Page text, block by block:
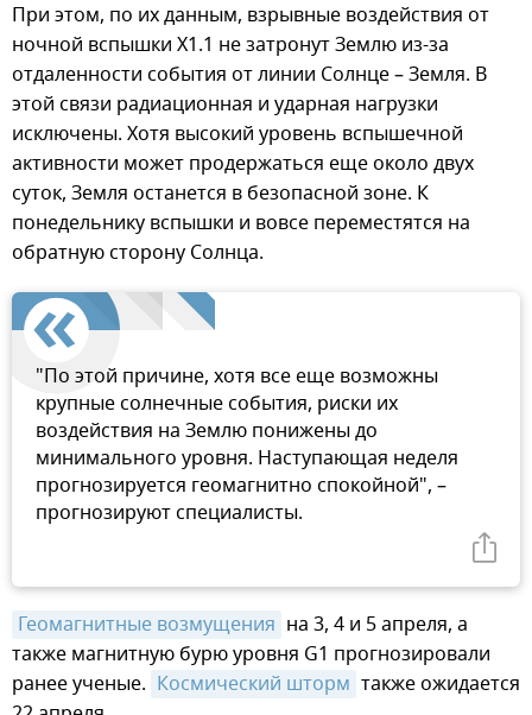
При этом, по их данным, взрывные воздействия от
ночной вспышки X1.1 не затронут Землю из-за
отдаленности события от линии Солнце – Земля. В
этой связи радиационная и ударная нагрузки
исключены. Хотя высокий уровень вспышечной
активности может продержаться еще около двух
суток, Земля останется в безопасной зоне. К
понедельнику вспышки и вовсе переместятся на
обратную сторону Солнца.
"По этой причине, хотя все еще возможны
крупные солнечные события, риски их
воздействия на Землю понижены до
минимального уровня. Наступающая неделя
прогнозируется геомагнитно спокойной", –
прогнозируют специалисты.
Геомагнитные возмущения на 3, 4 и 5 апреля, а
также магнитную бурю уровня G1 прогнозировали
ранее ученые. Космический шторм также ожидается